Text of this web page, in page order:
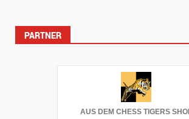
PARTNER
AUS DEM CHESS TIGERS